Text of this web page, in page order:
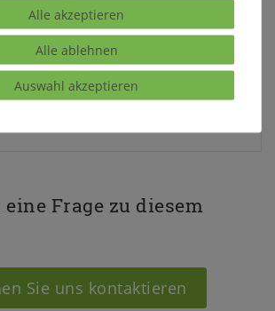
innen:
unten: 4,5 x 4,5 cm
oben: 5,8 x 5,8 cm
zerlegt zur Selbstmontage
eine Frage zu diesem
Sie uns kontaktieren
Alle akzeptieren
Alle ablehnen
Auswahl akzeptieren